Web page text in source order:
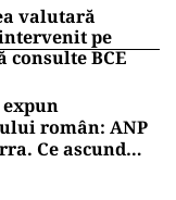
valutară
pe
BCE
român: ANP
Ce ascund